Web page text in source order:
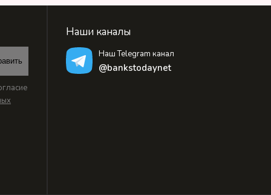
Наши каналы
Наш Telegram канал
@bankstodaynet